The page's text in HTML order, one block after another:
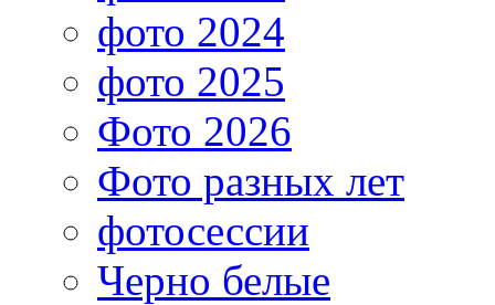
фото 2024
фото 2025
Фото 2026
Фото разных лет
фотосессии
Черно белые